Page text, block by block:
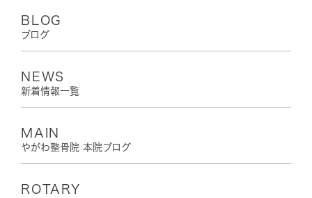
BLOG
ブログ
NEWS
新着情報一覧
MAIN
やがわ整骨院 本院ブログ
ROTARY